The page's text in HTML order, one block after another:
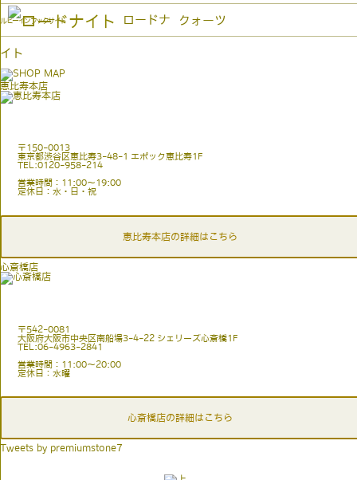
ルビーインフックサイト クォーツ
ロードナ
イト
恵比寿本店
〒150-0013
東京都渋谷区恵比寿3-48-1 エポック恵比寿1F
TEL:0120-958-214
営業時間：11:00〜19:00
定休日：水・日・祝
恵比寿本店の詳細はこちら
心斎橋店
〒542-0081
大阪府大阪市中央区南船場3-4-22 シェリーズ心斎橋1F
TEL:06-4963-2841
営業時間：11:00〜20:00
定休日：水曜
心斎橋店の詳細はこちら
Tweets by premiumstone7